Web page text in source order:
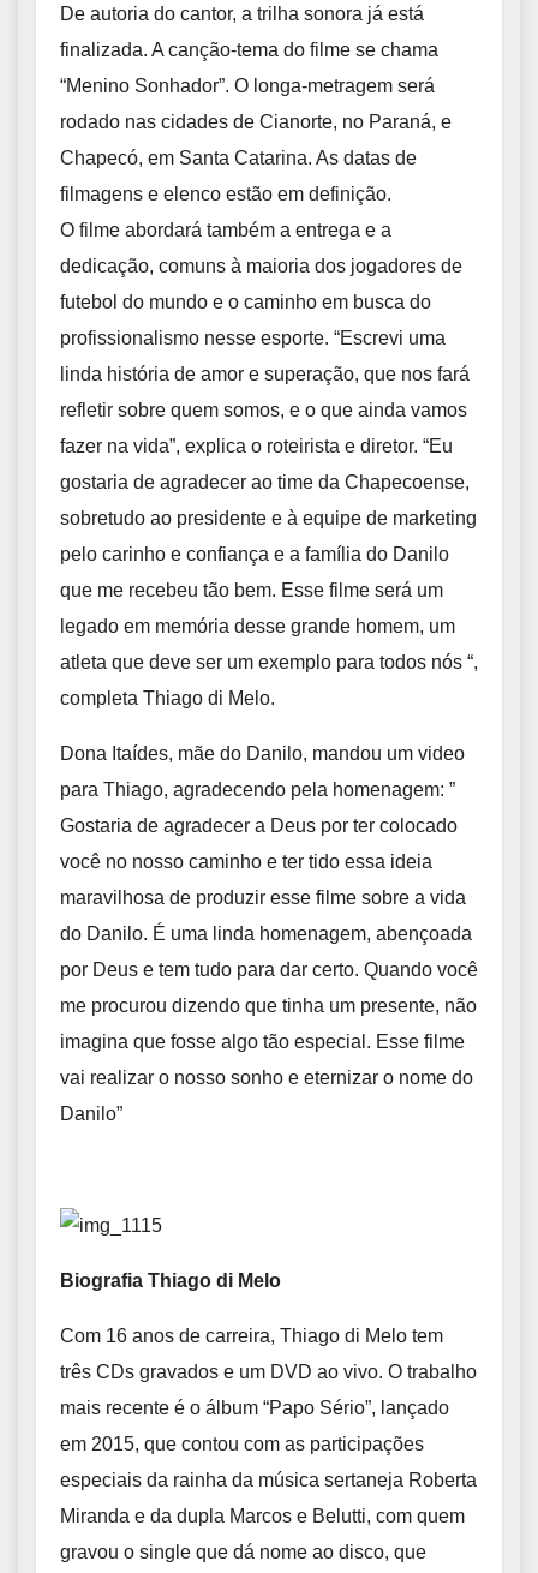
De autoria do cantor, a trilha sonora já está
finalizada. A canção-tema do filme se chama
“Menino Sonhador”. O longa-metragem será
rodado nas cidades de Cianorte, no Paraná, e
Chapecó, em Santa Catarina. As datas de
filmagens e elenco estão em definição.
O filme abordará também a entrega e a
dedicação, comuns à maioria dos jogadores de
futebol do mundo e o caminho em busca do
profissionalismo nesse esporte. “Escrevi uma
linda história de amor e superação, que nos fará
refletir sobre quem somos, e o que ainda vamos
fazer na vida”, explica o roteirista e diretor. “Eu
gostaria de agradecer ao time da Chapecoense,
sobretudo ao presidente e à equipe de marketing
pelo carinho e confiança e a família do Danilo
que me recebeu tão bem. Esse filme será um
legado em memória desse grande homem, um
atleta que deve ser um exemplo para todos nós “,
completa Thiago di Melo.
Dona Itaídes, mãe do Danilo, mandou um video
para Thiago, agradecendo pela homenagem: ”
Gostaria de agradecer a Deus por ter colocado
você no nosso caminho e ter tido essa ideia
maravilhosa de produzir esse filme sobre a vida
do Danilo. É uma linda homenagem, abençoada
por Deus e tem tudo para dar certo. Quando você
me procurou dizendo que tinha um presente, não
imagina que fosse algo tão especial. Esse filme
vai realizar o nosso sonho e eternizar o nome do
Danilo”
Biografia Thiago di Melo
Com 16 anos de carreira, Thiago di Melo tem
três CDs gravados e um DVD ao vivo. O trabalho
mais recente é o álbum “Papo Sério”, lançado
em 2015, que contou com as participações
especiais da rainha da música sertaneja Roberta
Miranda e da dupla Marcos e Belutti, com quem
gravou o single que dá nome ao disco, que